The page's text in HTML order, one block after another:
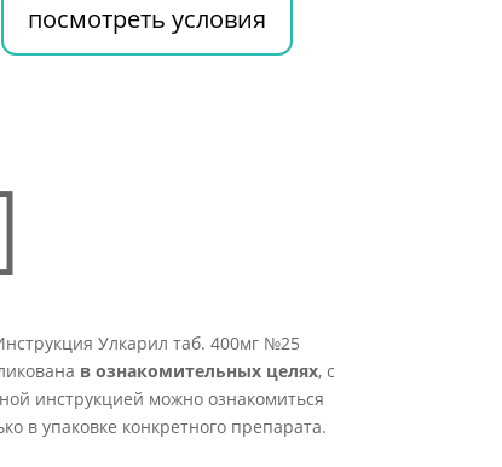
посмотреть условия
Улкарил таб. 400мг №25
в ознакомительных целях, с
инструкцией можно ознакомиться
в упаковке конкретного препарата.